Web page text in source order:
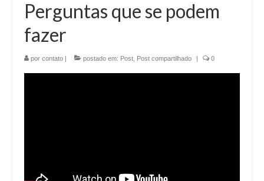
Perguntas que se podem
fazer
por contato postado em: Post, Post compartilhado 0